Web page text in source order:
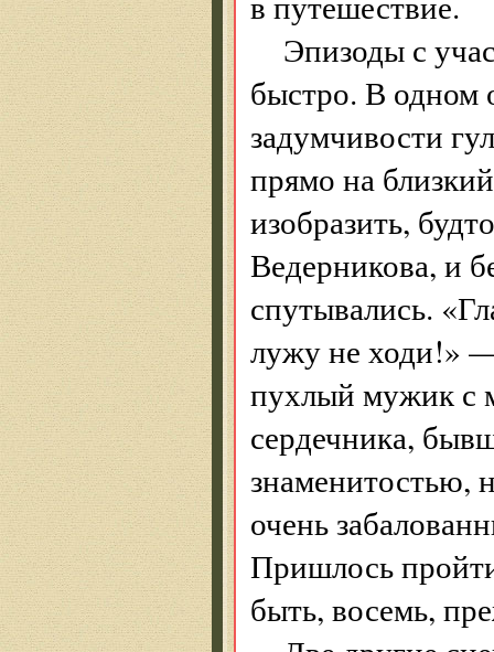
Эпизоды с
быстро. В одном
задумчивости
прямо на
изобразить,
Ведерникова, и
спутывались.
лужу не ходи!»
пухлый мужик с
сердечника,
знаменитостью,
очень
Пришлось
быть, восемь,